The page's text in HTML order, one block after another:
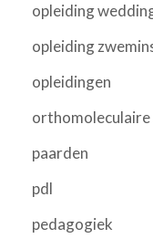
opleiding
opleiding
opleidingen
orthomoleculaire
paarden
pdl
pedagogiek